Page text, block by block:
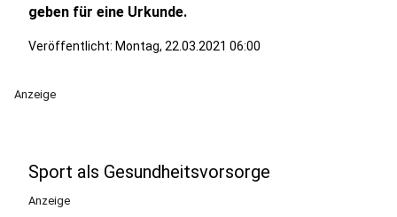
geben für eine Urkunde.
Veröffentlicht: Montag, 22.03.2021 06:00
Anzeige
Sport als Gesundheitsvorsorge
Anzeige